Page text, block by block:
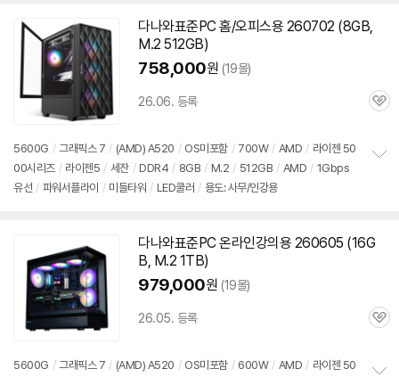
다나와표준PC 홈/오피스용 260702 (8GB,
M.2 512GB)
758,000원 (19몰)
26.06. 등록
관
5600G / 그래픽스 7 / (AMD) A520 / OS미포함 / 700W / AMD / 라이젠 50
00시리즈 / 라이젠5 / 세잔 / DDR4 / 8GB / M.2 / 512GB / AMD / 1Gbps
유선 / 파워서플라이 / 미들타워 / LED쿨러 / 용도: 사무/인강용
다나와표준PC 온라인강의용 260605 (16G
B, M.2 1TB)
979,000원 (19몰)
26.05. 등록
관
5600G / 그래픽스 7 / (AMD) A520 / OS미포함 / 600W / AMD / 라이젠 50